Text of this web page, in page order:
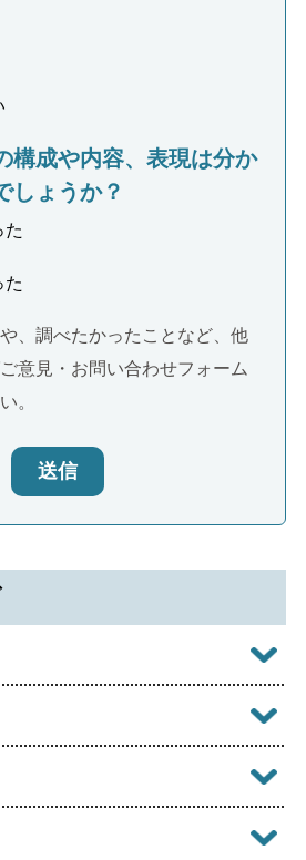
構成や内容、表現は分か
しょうか？
た
た
、調べたかったことなど、他
意見・お問い合わせフォーム
。
送信